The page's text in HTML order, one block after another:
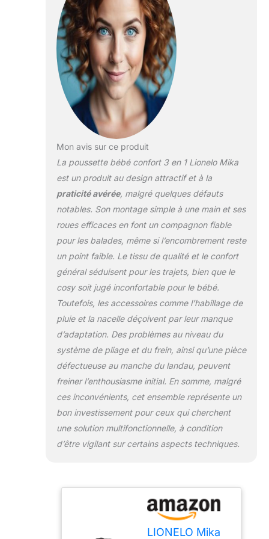
l'enfant et le parent
POUSSETTE
CANNE: La
poussette permet
au siège d'être
monté à la fois vers
l'avant et vers
l'arrière. Elle est
également équipée
d'un réglage du
étapes, vous
permettant de
de la position
assise à la position
couchée, et d'un
réglage complet du
NACELLE AVEC
UNE FONCTION DE
PORTE- BÉBÉ:
Équipée d'un
elle soutient de
manière stable le
dos du bébé,
assurant une
confortable
pendant le sommeil.
Un auvent avec
fenêtre et filtre UPF
50+ - protège
contre la pluie, le
vent et le soleil
PORTE- BÉBÉ: Un
insert lombaire,
réduisant Dri-seat
Mon avis sur ce produit
La poussette bébé confort 3 en 1 Lionelo Mika
est un produit au design attractif et à la
praticité avérée, malgré quelques défauts
notables. Son montage simple à une main et ses
roues efficaces en font un compagnon fiable
pour les balades, même si l’encombrement reste
un point faible. Le tissu de qualité et le confort
général séduisent pour les trajets, bien que le
cosy soit jugé inconfortable pour le bébé.
Toutefois, les accessoires comme l’habillage de
pluie et la nacelle déçoivent par leur manque
d’adaptation. Des problèmes au niveau du
système de pliage et du frein, ainsi qu’une pièce
défectueuse au manche du landau, peuvent
freiner l’enthousiasme initial. En somme, malgré
ces inconvénients, cet ensemble représente un
bon investissement pour ceux qui cherchent
une solution multifonctionnelle, à condition
d’être vigilant sur certains aspects techniques.
LIONELO Mika